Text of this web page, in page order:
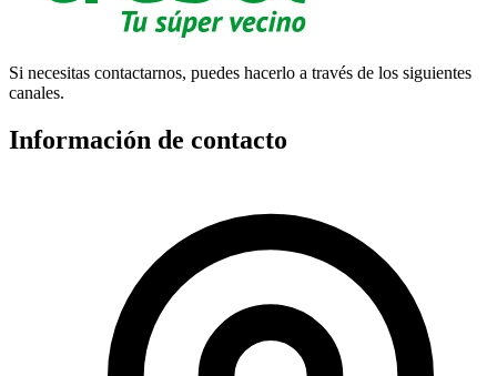
Si necesitas contactarnos, puedes hacerlo a través de los siguientes
canales.
Información de contacto